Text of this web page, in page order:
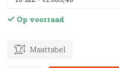
Op voorraad
Maattabel